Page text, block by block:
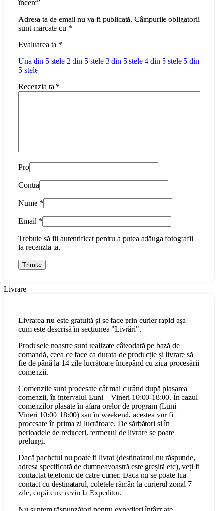
încerc”
Adresa ta de email nu va fi publicată. Câmpurile obligatorii
sunt marcate cu *
Evaluarea ta *
Una din 5 stele 2 din 5 stele 3 din 5 stele 4 din 5 stele 5 din
5 stele
Recenzia ta *
Pro
Contra
Nume *
Email *
Trebuie să fii autentificat pentru a putea adăuga fotografii
la recenzia ta.
Livrare
Livrarea nu este gratuită și se face prin curier rapid așa
cum este descrisă în secțiunea "Livrări".
Produsele noastre sunt realizate câteodată pe bază de
comandă, ceea ce face ca durata de producție și livrare să
fie de până la 14 zile lucrătoare începând cu ziua procesării
comenzii.
Comenzile sunt procesate cât mai curând după plasarea
comenzii, în intervalul Luni – Vineri 10:00-18:00. În cazul
comenzilor plasate în afara orelor de program (Luni –
Vineri 10:00-18:00) sau în weekend, acestea vor fi
procesate în prima zi lucrătoare. De sărbători și în
perioadele de reduceri, termenul de livrare se poate
prelungi.
Dacă pachetul nu poate fi livrat (destinatarul nu răspunde,
adresa specificată de dumneavoastră este greșită etc), veți fi
contactat telefonic de către curier. Dacă nu se poate lua
contact cu destinatarul, coletele rămân la curierul zonal 7
zile, după care revin la Expeditor.
Nu suntem răspunzători pentru expedieri întârziate,